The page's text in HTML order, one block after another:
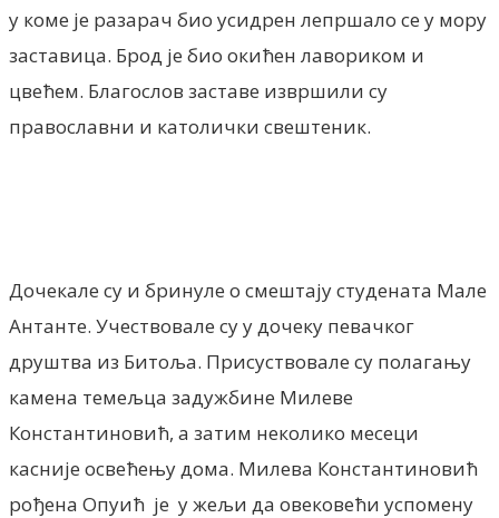
у коме jе разарач био усидрен лепршало се у мору
заставица. Брод jе био окићен лавориком и
цвећем. Благослов заставе извршили су
православни и католички свештеник.
Дочекале су и бринуле о смештаjу студената Мале
Антанте. Учествовале су у дочеку певачког
друштва из Битоља. Присуствовале су полагању
камена темељца задужбине Милеве
Константиновић, а затим неколико месеци
касниjе освећењу дома. Милева Константиновић
рођена Опуић је у жељи да овековећи успомену